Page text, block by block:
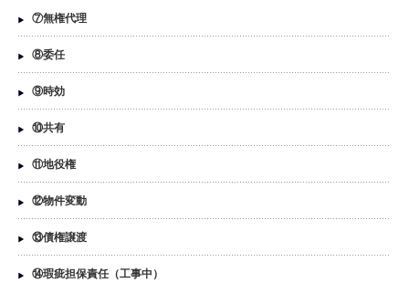
⑦無権代理
⑧委任
⑨時効
⑩共有
⑪地役権
⑫物件変動
⑬債権譲渡
⑭瑕疵担保責任（工事中）